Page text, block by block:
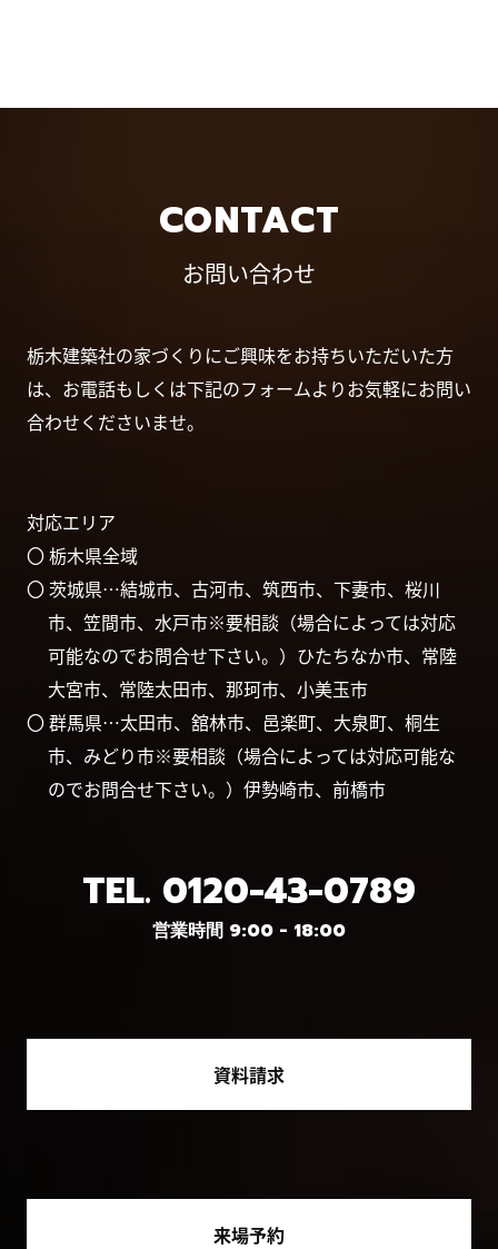
CONTACT
お問い合わせ
栃木建築社の家づくりにご興味をお持ちいただいた方
は、お電話もしくは下記のフォームよりお気軽にお問い
合わせくださいませ。
対応エリア
〇 栃木県全域
〇 茨城県…結城市、古河市、筑西市、下妻市、桜川
市、笠間市、水戸市※要相談（場合によっては対応
可能なのでお問合せ下さい。）ひたちなか市、常陸
大宮市、常陸太田市、那珂市、小美玉市
〇 群馬県…太田市、舘林市、邑楽町、大泉町、桐生
市、みどり市※要相談（場合によっては対応可能な
のでお問合せ下さい。）伊勢崎市、前橋市
TEL. 0120-43-0789
営業時間 9:00 - 18:00
資料請求
来場予約